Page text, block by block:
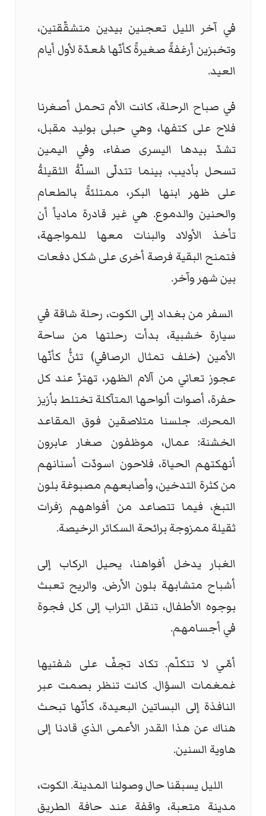
في آخر الليل تعجنين بيدين متشقّقتين،
وتخبزين أرغفةً صغيرةً كأنّها مُعدّة لأول أيام
العيد.
في صباح الرحلة، كانت الأم تحمل أصغرنا
فلاح على كتفها، وهي حبلى بوليد مقبل،
تشدّ بيدها اليسرى صفاء، وفي اليمين
تسحل بأديب، بينما تتدلّى السلّةُ الثقيلةُ
على ظهر ابنها البكر، ممتلئةً بالطعام
والحنين والدموع. هي غير قادرة مادياً أن
تأخذ الأولاد والبنات معها للمواجهة،
فتمنح البقية فرصة أخرى على شكل دفعات
بين شهر وآخر.
السفر من بغداد إلى الكوت، رحلة شاقة في
سيارة خشبية، بدأت رحلتها من ساحة
الأمين (خلف تمثال الرصافي) تئنُّ كأنّها
عجوز تعاني من آلام الظهر، تهتزّ عند كل
حفرة، أصوات ألواحها المتآكلة تختلط بأزيز
المحرك. جلسنا متلاصقين فوق المقاعد
الخشنة: عمال، موظفون صغار عابرون
أنهكتهم الحياة، فلاحون اسودّت أسنانهم
من كثرة التدخين، وأصابعهم مصبوغة بلون
التبغ، فيما تتصاعد من أفواههم زفرات
ثقيلة ممزوجة برائحة السكائر الرخيصة.
الغبار يدخل أفواهنا، يحيل الركاب إلى
أشباح متشابهة بلون الأرض. والريح تعبث
بوجوه الأطفال، تنقل التراب إلى كل فجوة
في أجسامهم.
أمّي لا تتكلّم. تكاد تجفّ على شفتيها
غمغمات السؤال. كانت تنظر بصمت عبر
النافذة إلى البساتين البعيدة، كأنّها تبحث
هناك عن هذا القدر الأعمى الذي قادنا إلى
هاوية السنين.
الليل يسبقنا حال وصولنا المدينة. الكوت،
مدينة متعبة، واقفة عند حافة الطريق